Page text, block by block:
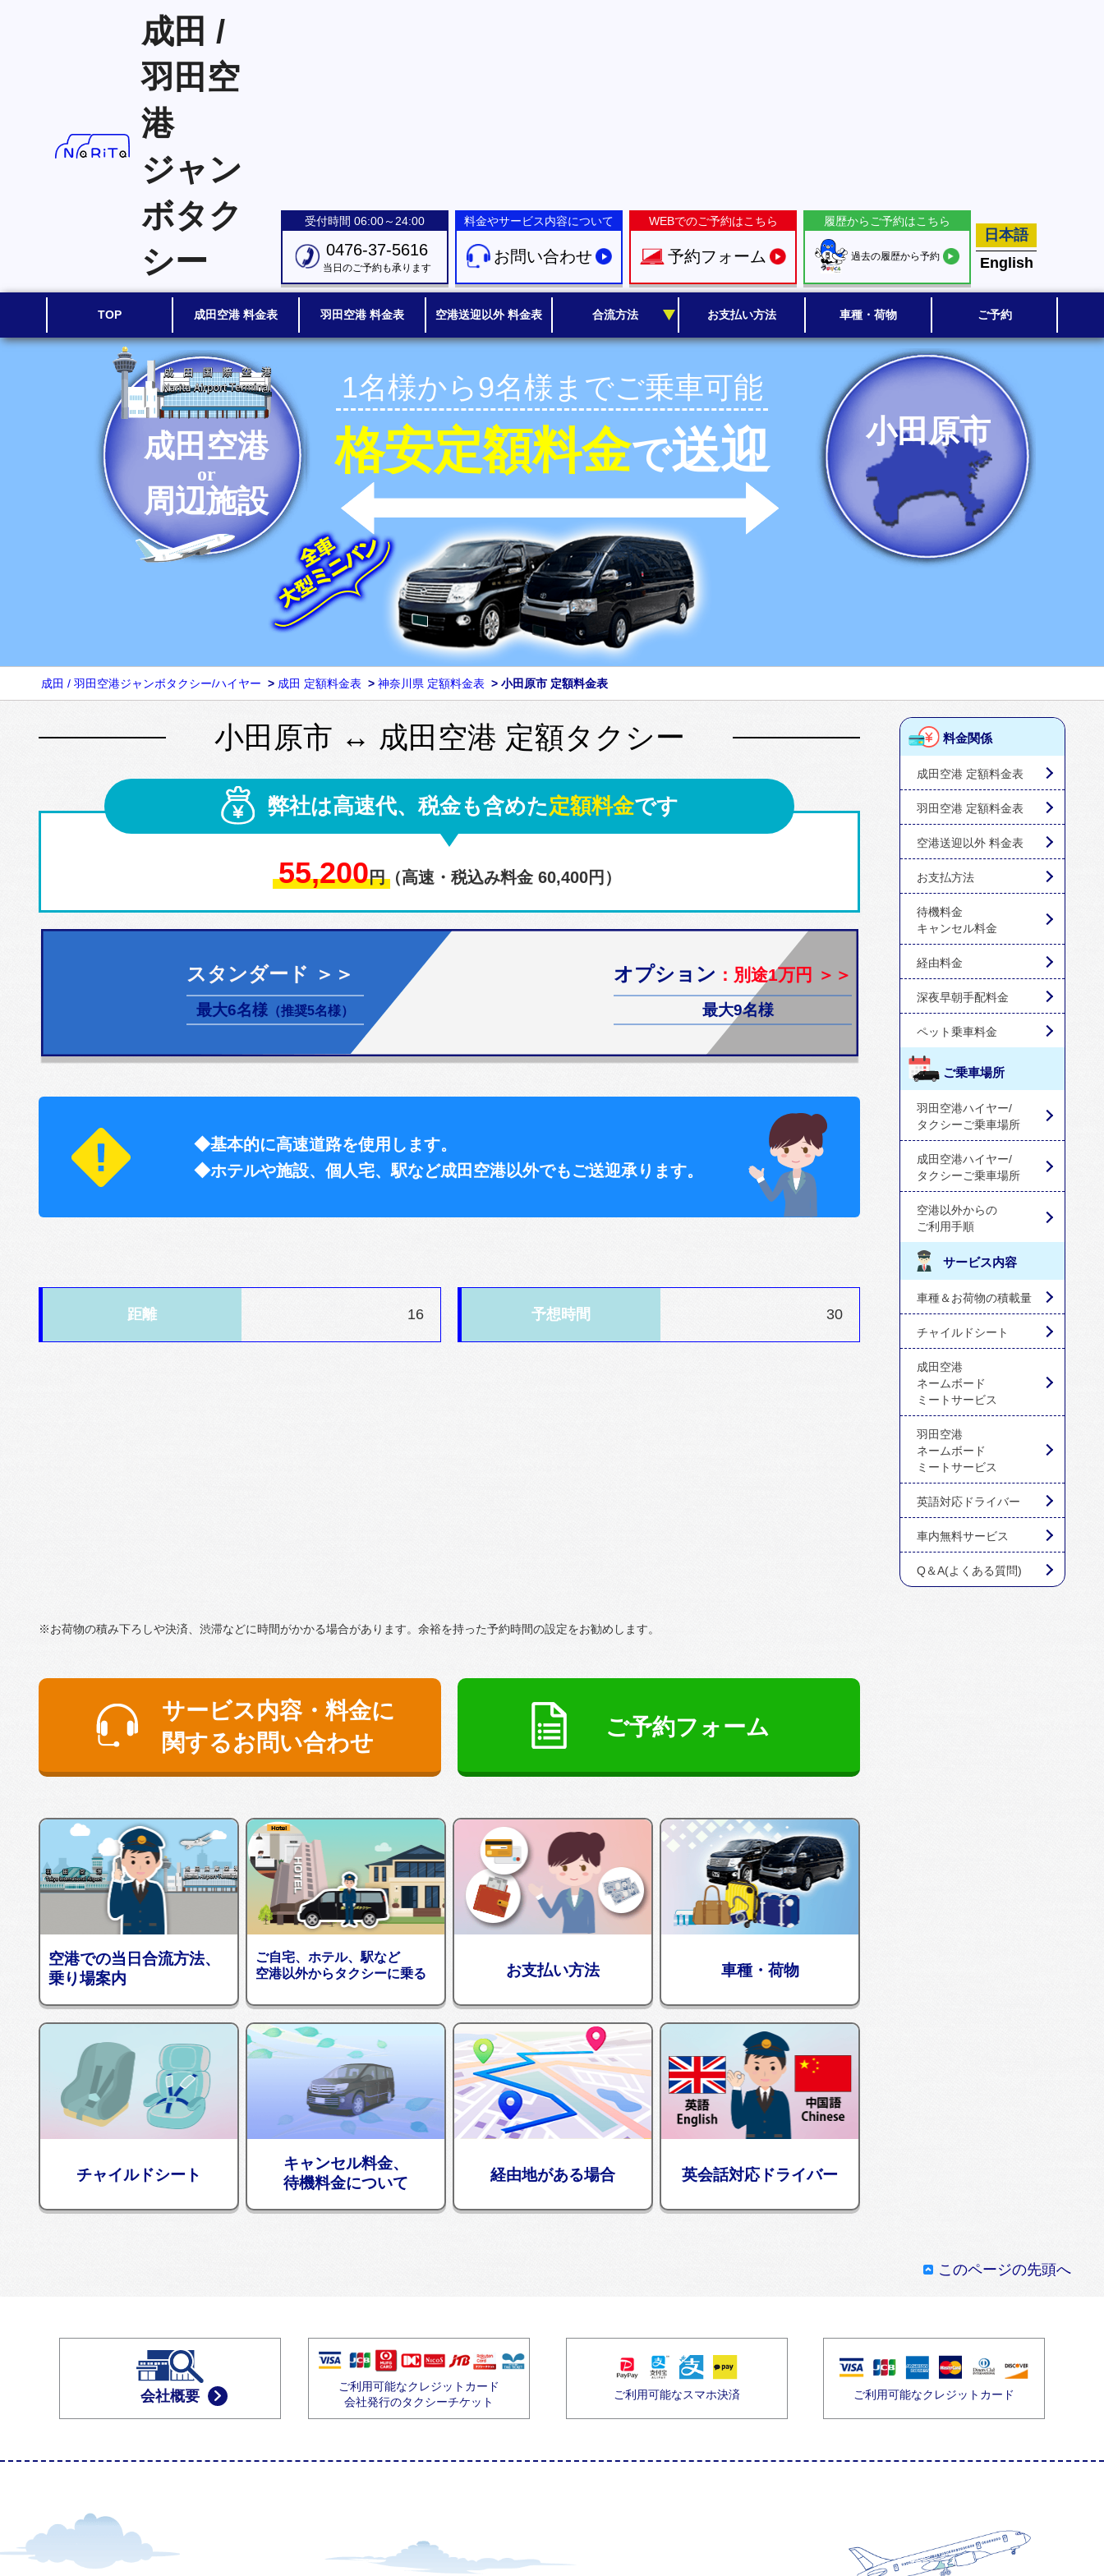
成田 /
羽田空
港
ジャン
ボタク
シー
受付時間 06:00～24:00
0476-37-5616
当日のご予約も承ります
料金やサービス内容について
お問い合わせ
WEBでのご予約はこちら
予約フォーム
履歴からご予約はこちら
過去の履歴から予約
日本語
English
TOP 成田空港 料金表 羽田空港 料金表 空港送迎以外 料金表 合流方法 お支払い方法 車種・荷物 ご予約
成田空港
or
周辺施設
小田原市
1名様から9名様までご乗車可能
格安定額料金で送迎
成田 / 羽田空港ジャンボタクシー/ハイヤー > 成田 定額料金表 > 神奈川県 定額料金表 > 小田原市 定額料金表
小田原市 ↔ 成田空港 定額タクシー
弊社は高速代、税金も含めた定額料金です
55,200円（高速・税込み料金 60,400円）
スタンダード ＞＞
最大6名様 （推奨5名様）
オプション ：別途1万円 ＞＞
最大9名様
◆基本的に高速道路を使用します。
◆ホテルや施設、個人宅、駅など成田空港以外でもご送迎承ります。
距離 16 予想時間 30
※お荷物の積み下ろしや決済、渋滞などに時間がかかる場合があります。余裕を持った予約時間の設定をお勧めします。
サービス内容・料金に
関するお問い合わせ
ご予約フォーム
空港での当日合流方法、
乗り場案内
ご自宅、ホテル、駅など
空港以外からタクシーに乗る
お支払い方法 車種・荷物
チャイルドシート
キャンセル料金、
待機料金について
経由地がある場合 英会話対応ドライバー
料金関係
成田空港 定額料金表
羽田空港 定額料金表
空港送迎以外 料金表
お支払方法
待機料金
キャンセル料金
経由料金
深夜早朝手配料金
ペット乗車料金
ご乗車場所
羽田空港ハイヤー/
タクシーご乗車場所
成田空港ハイヤー/
タクシーご乗車場所
空港以外からの
ご利用手順
サービス内容
車種＆お荷物の積載量
チャイルドシート
成田空港
ネームボード
ミートサービス
羽田空港
ネームボード
ミートサービス
英語対応ドライバー
車内無料サービス
Q＆A(よくある質問)
このページの先頭へ
会社概要
ご利用可能なクレジットカード
会社発行のタクシーチケット
ご利用可能なスマホ決済 ご利用可能なクレジットカード